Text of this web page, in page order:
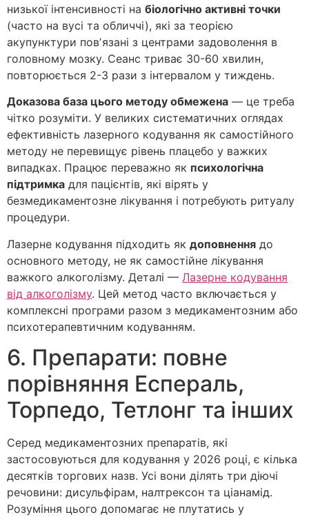
низької інтенсивності на біологічно активні точки
(часто на вусі та обличчі), які за теорією
акупунктури повʼязані з центрами задоволення в
головному мозку. Сеанс триває 30-60 хвилин,
повторюється 2-3 рази з інтервалом у тиждень.
Доказова база цього методу обмежена — це треба
чітко розуміти. У великих систематичних оглядах
ефективність лазерного кодування як самостійного
методу не перевищує рівень плацебо у важких
випадках. Працює переважно як психологічна
підтримка для пацієнтів, які вірять у
безмедикаментозне лікування і потребують ритуалу
процедури.
Лазерне кодування підходить як доповнення до
основного методу, не як самостійне лікування
важкого алкоголізму. Деталі — Лазерне кодування
від алкоголізму. Цей метод часто включається у
комплексні програми разом з медикаментозним або
психотерапевтичним кодуванням.
6. Препарати: повне
порівняння Еспераль,
Торпедо, Тетлонг та інших
Серед медикаментозних препаратів, які
застосовуються для кодування у 2026 році, є кілька
десятків торгових назв. Усі вони ділять три діючі
речовини: дисульфірам, налтрексон та ціанамід.
Розуміння цього допомагає не плутатись у